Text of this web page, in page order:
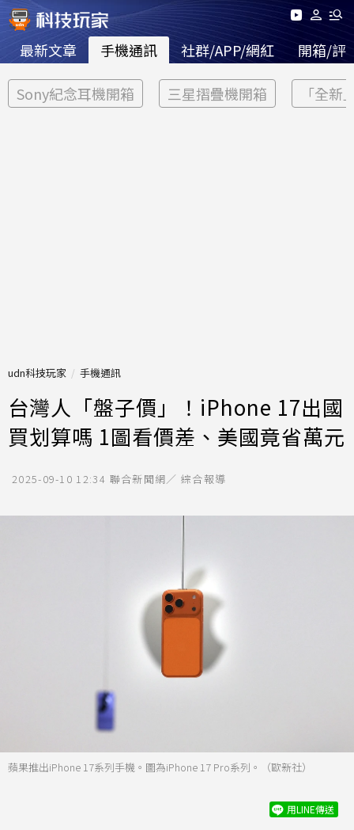
最新文章 手機通訊 社群/APP/網紅 開箱/評
Sony紀念耳機開箱 三星摺疊機開箱 「全新
udn科技玩家 手機通訊
台灣人「盤子價」！iPhone 17出國
買划算嗎 1圖看價差、美國竟省萬元
2025-09-10 12:34 聯合新聞網／ 綜合報導
蘋果推出iPhone 17系列手機。圖為iPhone 17 Pro系列。（歐新社）
用LINE傳送